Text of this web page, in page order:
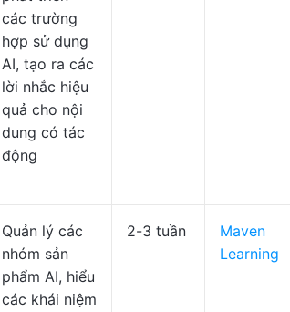
các trường
hợp sử dụng
AI, tạo ra các
lời nhắc hiệu
quả cho nội
dung có tác
động
Quản lý các
nhóm sản
phẩm AI, hiểu
các khái niệm
2-3 tuần
Maven
Learning